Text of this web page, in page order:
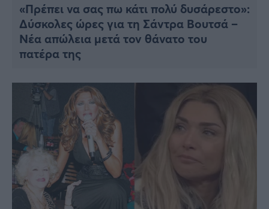
«Πρέπει να σας πω κάτι πολύ δυσάρεστο»:
Δύσκολες ώρες για τη Σάντρα Βουτσά –
Νέα απώλεια μετά τον θάνατο του
πατέρα της